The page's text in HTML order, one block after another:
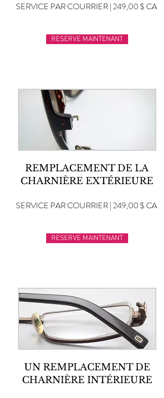
SERVICE PAR COURRIER | 249,00 $ CA
RESERVE MAINTENANT
REMPLACEMENT DE LA
CHARNIÈRE EXTÉRIEURE
SERVICE PAR COURRIER | 249,00 $ CA
RESERVE MAINTENANT
UN REMPLACEMENT DE
CHARNIÈRE INTÉRIEURE